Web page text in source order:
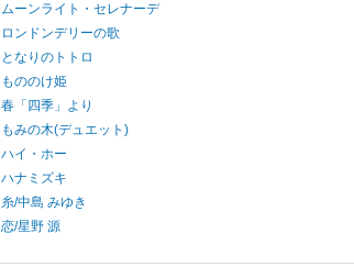
ムーンライト・セレナーデ
ロンドンデリーの歌
となりのトトロ
もののけ姫
春「四季」より
もみの木(デュエット)
ハイ・ホー
ハナミズキ
糸/中島 みゆき
恋/星野 源